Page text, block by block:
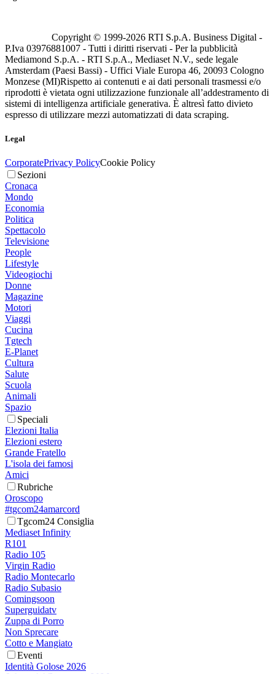
Copyright © 1999-2026 RTI S.p.A. Business Digital -
P.Iva 03976881007 - Tutti i diritti riservati - Per la pubblicità
Mediamond S.p.A. - RTI S.p.A., Mediaset N.V., sede legale
Amsterdam (Paesi Bassi) - Uffici Viale Europa 46, 20093 Cologno
Monzese (MI)Rispetto ai contenuti e ai dati personali trasmessi e/o
riprodotti è vietata ogni utilizzazione funzionale all’addestramento di
sistemi di intelligenza artificiale generativa. È altresì fatto divieto
espresso di utilizzare mezzi automatizzati di data scraping.
Legal
CorporatePrivacy PolicyCookie Policy
Sezioni
Cronaca
Mondo
Economia
Politica
Spettacolo
Televisione
People
Lifestyle
Videogiochi
Donne
Magazine
Motori
Viaggi
Cucina
Tgtech
E-Planet
Cultura
Salute
Scuola
Animali
Spazio
Speciali
Elezioni Italia
Elezioni estero
Grande Fratello
L'isola dei famosi
Amici
Rubriche
Oroscopo
#tgcom24amarcord
Tgcom24 Consiglia
Mediaset Infinity
R101
Radio 105
Virgin Radio
Radio Montecarlo
Radio Subasio
Comingsoon
Superguidatv
Zuppa di Porro
Non Sprecare
Cotto e Mangiato
Eventi
Identità Golose 2026